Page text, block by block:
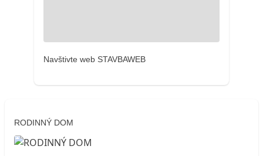
Navštivte web STAVBAWEB
RODINNÝ DOM